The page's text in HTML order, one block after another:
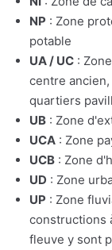
NP : Zone
potable
UA / UC :
centre
quartiers
UB : Zone
UCA : Zone
UCB : Zone
UD : Zone
UP : Zone
constructions
fleuve y sont